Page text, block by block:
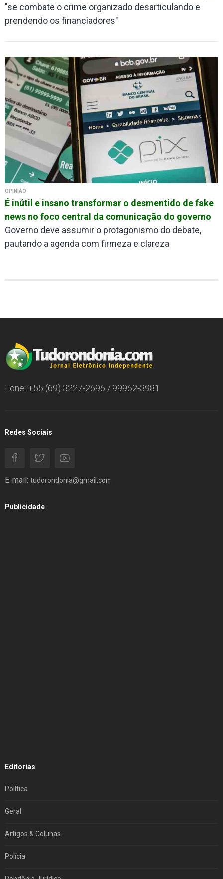
"se combate o crime organizado desarticulando e
prendendo os financiadores"
OPINIÃO
É inútil e insano transformar o desmentido de fake
news no foco central da comunicação do governo
Governo deve assumir o protagonismo do debate,
pautando a agenda com firmeza e clareza
Fone: +55 (69) 3227-2696 / 99962-3981
Redes Sociais
E-mail: tudorondonia@gmail.com
Publicidade
Editorias
Política
Geral
Artigos & Colunas
Polícia